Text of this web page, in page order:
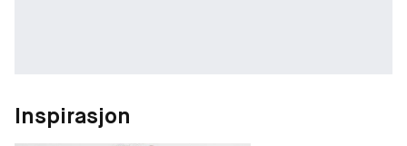
Inspirasjon